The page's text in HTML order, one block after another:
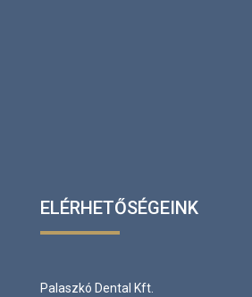
ELÉRHETŐSÉGEINK
Palaszkó Dental Kft.